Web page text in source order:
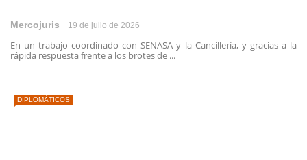
Mercojuris 19 de julio de 2026
En un trabajo coordinado con SENASA y la Cancillería, y gracias a la
rápida respuesta frente a los brotes de ...
DIPLOMÁTICOS